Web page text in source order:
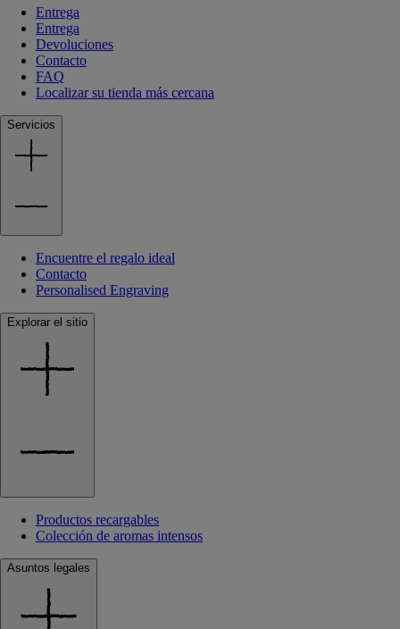
Entrega
Entrega
Devoluciones
Contacto
FAQ
Localizar su tienda más cercana
Servicios
Encuentre el regalo ideal
Contacto
Personalised Engraving
Explorar el sitio
Productos recargables
Colección de aromas intensos
Asuntos legales